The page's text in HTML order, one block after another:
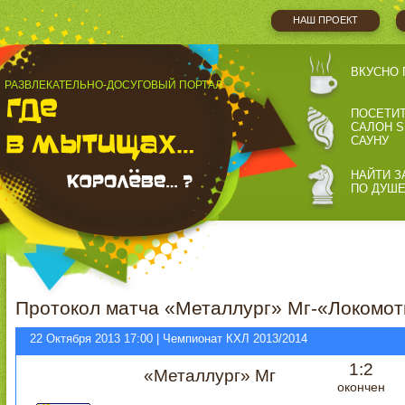
НАШ ПРОЕКТ
РАЗВЛЕКАТЕЛЬНО-ДОСУГОВЫЙ ПОРТАЛ
ВКУСНО
САЛОН
САУНУ
НАЙТИ
ПО ДУШЕ
Протокол матча «Металлург» Мг-
22 Октября 2013 17:00 | Чемпионат КХЛ 2013/2014
«Металлург» Мг 1:2
окончен